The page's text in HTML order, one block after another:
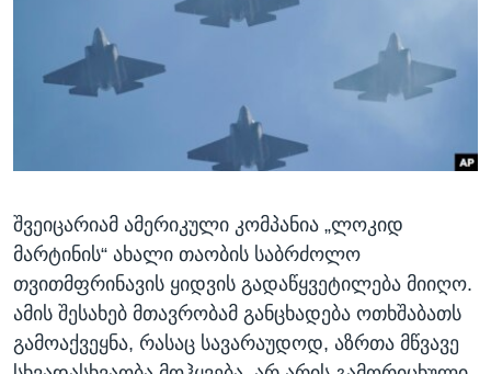
ᲡᲢᲣᲓᲘᲐ ᲕᲐᲨᲘᲜᲒᲢᲝᲜᲘ
ᲔᲙᲝᲜᲝᲛᲘᲙᲐ
ᲯᲐᲜᲛᲠᲗᲔᲚᲝᲑᲐ
ᲒᲐᲚᲘᲚᲔᲝ
ᲓᲔᲖᲘᲜᲤᲝᲠᲛᲐᲪᲘᲐ
Learning English
შვეიცარიამ ამერიკული კომპანია „ლოკიდ
მარტინის“ ახალი თაობის საბრძოლო
თვითმფრინავის ყიდვის გადაწყვეტილება მიიღო.
ამის შესახებ მთავრობამ განცხადება ოთხშაბათს
გამოაქვეყნა, რასაც სავარაუდოდ, აზრთა მწვავე